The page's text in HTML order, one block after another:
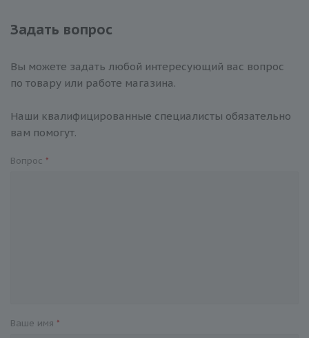
Задать вопрос
Вы можете задать любой интересующий вас вопрос
по товару или работе магазина.
Наши квалифицированные специалисты обязательно
вам помогут.
Вопрос *
Ваше имя *